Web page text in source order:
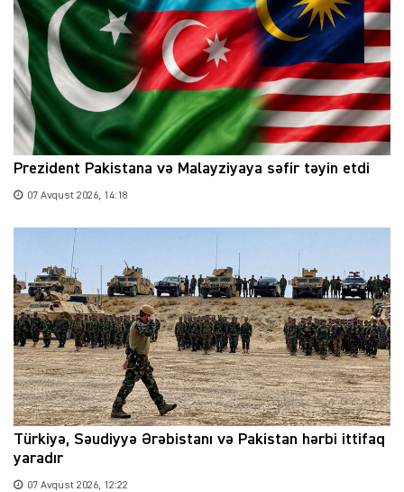
Prezident Pakistana və Malayziyaya səfir təyin etdi
07 Avqust 2026, 14:18
Türkiyə, Səudiyyə Ərəbistanı və Pakistan hərbi ittifaq
yaradır
07 Avqust 2026, 12:22